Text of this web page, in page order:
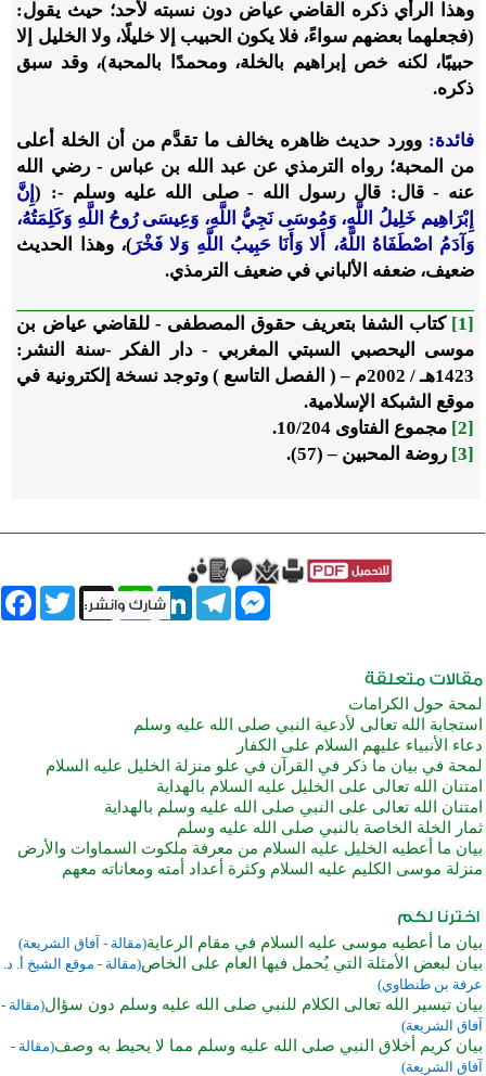
وهذا الرأي ذكره القاضي عياض دون نسبته لأحد؛ حيث يقول:
(فجعلهما بعضهم سواءً، فلا يكون الحبيب إلا خليلًا، ولا الخليل إلا
حبيبًا، لكنه خص إبراهيم بالخلة، ومحمدًا بالمحبة)، وقد سبق
ذكره.
فائدة: وورد حديث ظاهره يخالف ما تقدَّم من أن الخلة أعلى
من المحبة؛ رواه الترمذي عن عبد الله بن عباس - رضي الله
عنه - قال: قال رسول الله - صلى الله عليه وسلم -: (إِنَّ
إِبْرَاهِيم خَلِيلُ اللَّهِ، وَمُوسَى نَجِيُّ اللَّهِ، وَعِيسَى رُوحُ اللَّهِ وَكَلِمَتُهُ،
وَآدَمُ اصْطَفَاهُ اللَّهُ، أَلا وَأَنَا حَبِيبُ اللَّهِ وَلا فَخْرَ)، وهذا الحديث
ضعيف، ضعفه الألباني في ضعيف الترمذي.
[1]
كتاب الشفا بتعريف حقوق المصطفى - للقاضي عياض بن
موسى اليحصبي السبتي المغربي - دار الفكر -سنة النشر:
1423هـ / 2002م – ( الفصل التاسع ) وتوجد نسخة إلكترونية في
موقع الشبكة الإسلامية.
[2]
مجموع الفتاوى 10/204.
[3]
روضة المحبين – (57).
Twitter X
WhatsAppLinkedInTelegram
Messenger
لمحة حول الكرامات
استجابة الله تعالى لأدعية النبي صلى الله عليه وسلم
دعاء الأنبياء عليهم السلام على الكفار
لمحة في بيان ما ذكر في القرآن في علو منزلة الخليل عليه السلام
امتنان الله تعالى على الخليل عليه السلام بالهداية
امتنان الله تعالى على النبي صلى الله عليه وسلم بالهداية
ثمار الخلة الخاصة بالنبي صلى الله عليه وسلم
بيان ما أعطيه الخليل عليه السلام من معرفة ملكوت السماوات والأرض
منزلة موسى الكليم عليه السلام وكثرة أعداد أمته ومعاناته معهم
بيان ما أعطيه موسى عليه السلام في مقام الرعاية(مقالة - آفاق الشريعة)
بيان لبعض الأمثلة التي يُحمل فيها العام على الخاص(مقالة - موقع الشيخ أ. د.
عرفة بن طنطاوي)
بيان تيسير الله تعالى الكلام للنبي صلى الله عليه وسلم دون سؤال(مقالة -
آفاق الشريعة)
بيان كريم أخلاق النبي صلى الله عليه وسلم مما لا يحيط به وصف(مقالة -
آفاق الشريعة)